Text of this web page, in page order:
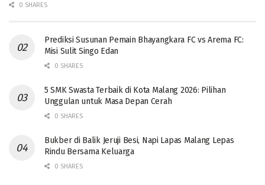
0 SHARES
Prediksi Susunan Pemain Bhayangkara FC vs Arema FC:
Misi Sulit Singo Edan
0 SHARES
5 SMK Swasta Terbaik di Kota Malang 2026: Pilihan
Unggulan untuk Masa Depan Cerah
0 SHARES
Bukber di Balik Jeruji Besi, Napi Lapas Malang Lepas
Rindu Bersama Keluarga
0 SHARES